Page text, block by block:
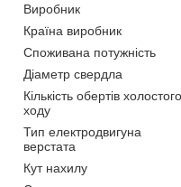
Виробник
Країна виробник
Споживана потужність
Діаметр свердла
Кількість обертів холостого
ходу
Тип електродвигуна
верстата
Кут нахилу